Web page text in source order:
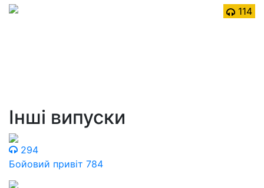
114
Інші випуски
294
Бойовий привіт 784